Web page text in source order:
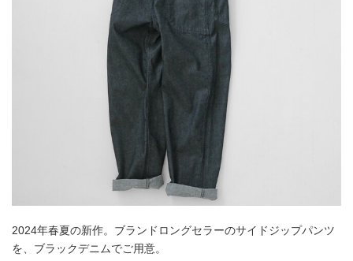
2024年春夏の新作。ブランドロングセラーのサイドジップパンツ
を、ブラックデニムでご用意。